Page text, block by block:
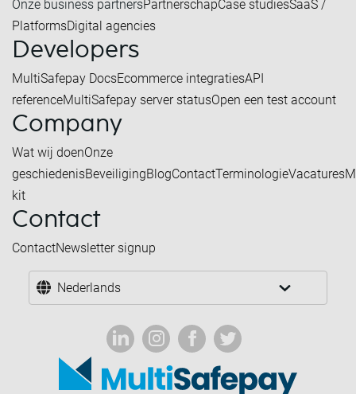
Onze business partnersPartnerschapCase studiesSaaS /
PlatformsDigital agencies
Developers
MultiSafepay DocsEcommerce integratiesAPI
referenceMultiSafepay server statusOpen een test account
Company
Wat wij doenOnze
geschiedenisBeveiligingBlogContactTerminologieVacatures
kit
Contact
ContactNewsletter signup
Nederlands